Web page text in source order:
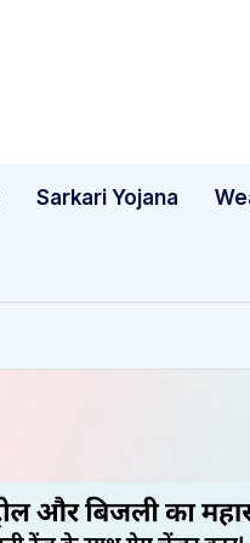
Sarkari Yojana